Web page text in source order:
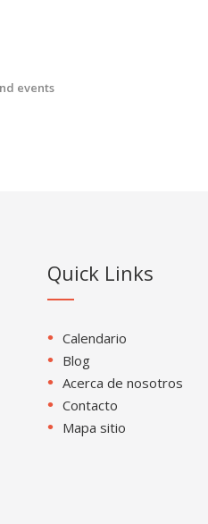
events
Quick Links
Calendario
Blog
Acerca de nosotros
Contacto
Mapa sitio